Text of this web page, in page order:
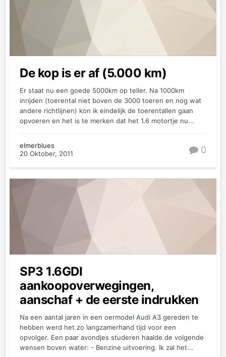
De kop is er af (5.000 km)
Er staat nu een goede 5000km op teller. Na 1000km
inrijden (toerental niet boven de 3000 toeren en nog wat
andere richtlijnen) kon ik eindelijk de toerentallen gaan
opvoeren en het is te merken dat het 1.6 motortje nu...
elmerblues
20 Oktober, 2011
0
SP3 1.6GDI
aankoopoverwegingen,
aanschaf + de eerste indrukken
Na een aantal jaren in een oermodel Audi A3 gereden te
hebben werd het zo langzamerhand tijd voor een
opvolger. Een paar avondjes studeren haalde de volgende
wensen boven water: - Benzine uitvoering. Ik zal het...